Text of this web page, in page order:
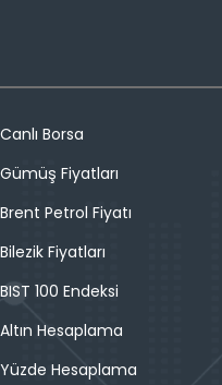
Canlı Borsa
Gümüş Fiyatları
Brent Petrol Fiyatı
Bilezik Fiyatları
BIST 100 Endeksi
Altın Hesaplama
Yüzde Hesaplama